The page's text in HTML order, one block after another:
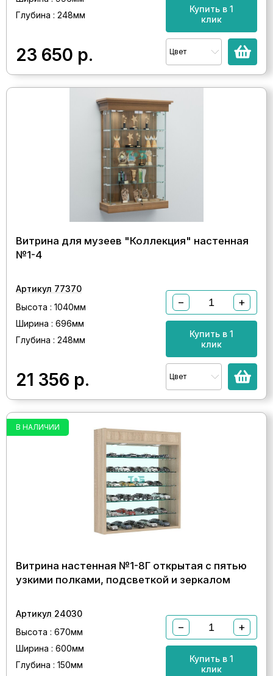
Глубина : 248мм
23 650 р.
Купить в 1
клик
Цвет
Витрина для музеев "Коллекция" настенная
№1-4
Артикул 77370
Высота : 1040мм
Ширина : 696мм
Глубина : 248мм
21 356 р.
− +
Купить в 1
клик
Цвет
В НАЛИЧИИ
Витрина настенная №1-8Г открытая с пятью
узкими полками, подсветкой и зеркалом
Артикул 24030
Высота : 670мм
Ширина : 600мм
Глубина : 150мм
− +
Купить в 1
клик